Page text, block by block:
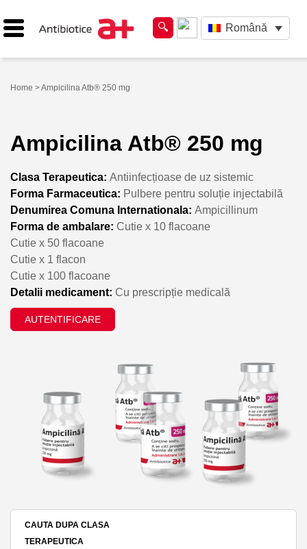
Română
Home > Ampicilina Atb® 250 mg
Ampicilina Atb® 250 mg
Clasa Terapeutica: Antiinfecțioase de uz sistemic
Forma Farmaceutica: Pulbere pentru soluție injectabilă
Denumirea Comuna Internationala: Ampicillinum
Forma de ambalare: Cutie x 10 flacoane
Cutie x 50 flacoane
Cutie x 1 flacon
Cutie x 100 flacoane
Detalii medicament: Cu prescripție medicală
AUTENTIFICARE
CAUTA DUPA CLASA
TERAPEUTICA